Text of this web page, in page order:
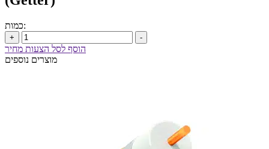
כמות:
+ -
הוסף לסל הצעות מחיר
מוצרים נוספים